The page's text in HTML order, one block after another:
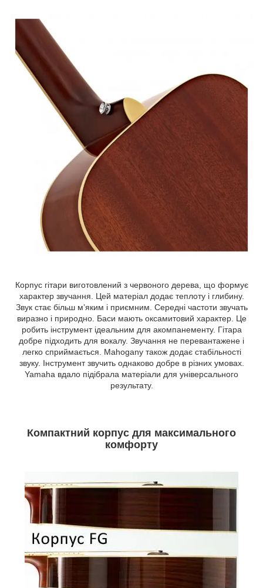
Корпус гітари виготовлений з червоного дерева, що формує
характер звучання. Цей матеріал додає теплоту і глибину.
Звук стає більш м’яким і приємним. Середні частоти звучать
виразно і природно. Баси мають оксамитовий характер. Це
робить інструмент ідеальним для акомпанементу. Гітара
добре підходить для вокалу. Звучання не перевантажене і
легко сприймається. Mahogany також додає стабільності
звуку. Інструмент звучить однаково добре в різних умовах.
Yamaha вдало підібрала матеріали для універсального
результату.
Компактний корпус для максимального
комфорту